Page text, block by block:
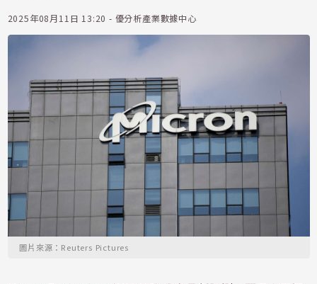
2025年08月11日 13:20 - 優分析產業數據中心
圖片來源：Reuters Pictures